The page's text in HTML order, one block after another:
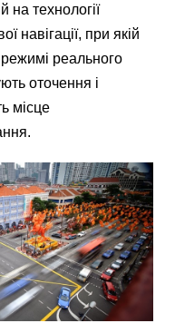
на технології
навігації, при якій
реального
оточення і
місце